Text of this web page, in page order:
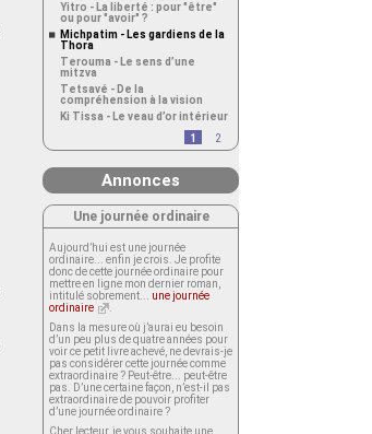
Yitro - La liberté : pour "être"
ou pour "avoir" ?
Michpatim - Les gardiens de la
Thora
Terouma - Le sens d’une
mitzva
Tetsavé - De la
compréhension à la vision
Ki Tissa - Le veau d’or intérieur
1
2
Annonces
Une journée ordinaire
Aujourd’hui est une journée
ordinaire... enfin je crois. Je profite
donc de cette journée ordinaire pour
mettre en ligne mon dernier roman,
intitulé sobrement... une journée
ordinaire
Dans la mesure où j’aurai eu besoin
d’un peu plus de quatre années pour
voir ce petit livre achevé, ne devrais-je
pas considérer cette journée comme
extraordinaire ? Peut-être... peut-être
pas. D’une certaine façon, n’est-il pas
extraordinaire de pouvoir profiter
d’une journée ordinaire ?
Cher lecteur, je vous souhaite une